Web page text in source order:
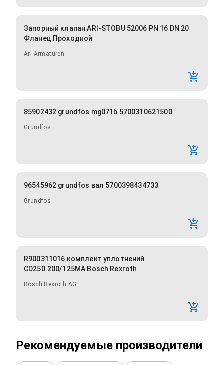
Запорный клапан ARI-STOBU 52006 PN 16 DN 20
Фланец Проходной
Ari Armaturen
85902432 grundfos mg071b 5700310621500
Grundfos
96545962 grundfos вал 5700398434733
Grundfos
R900311016 комплект уплотнений
CD250.200/125MA Bosch Rexroth
Bosch Rexroth AG
Рекомендуемые производители